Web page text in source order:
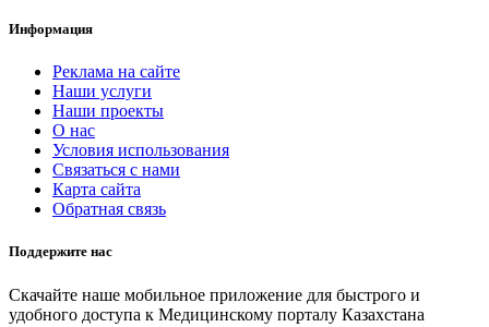
Информация
Реклама на сайте
Наши услуги
Наши проекты
О нас
Условия использования
Связаться с нами
Карта сайта
Обратная связь
Поддержите нас
Скачайте наше мобильное приложение для быстрого и
удобного доступа к Медицинскому порталу Казахстана